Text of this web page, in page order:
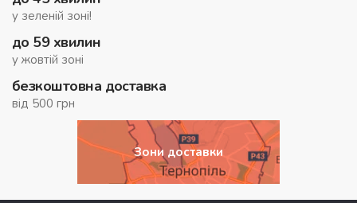
у зеленій зоні!
до 59 хвилин
у жовтій зоні
безкоштовна доставка
від 500 грн
Зони доставки